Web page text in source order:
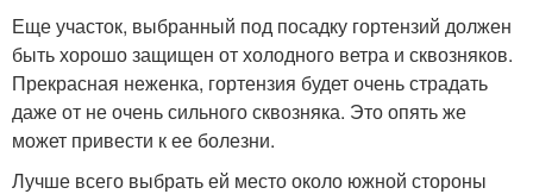
Еще участок, выбранный под посадку гортензий должен
быть хорошо защищен от холодного ветра и сквозняков.
Прекрасная неженка, гортензия будет очень страдать
даже от не очень сильного сквозняка. Это опять же
может привести к ее болезни.
Лучше всего выбрать ей место около южной стороны